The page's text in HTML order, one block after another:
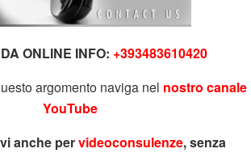
ONLINE INFO: +393483610420
argomento naviga nel nostro canale
YouTube
anche pervideoconsulenze, senza